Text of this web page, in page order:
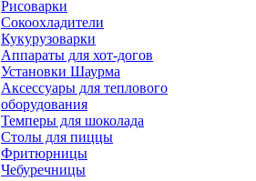
Рисоварки
Сокоохладители
Кукурузоварки
Аппараты для хот-догов
Установки Шаурма
Аксессуары для теплового
оборудования
Темперы для шоколада
Столы для пиццы
Фритюрницы
Чебуречницы